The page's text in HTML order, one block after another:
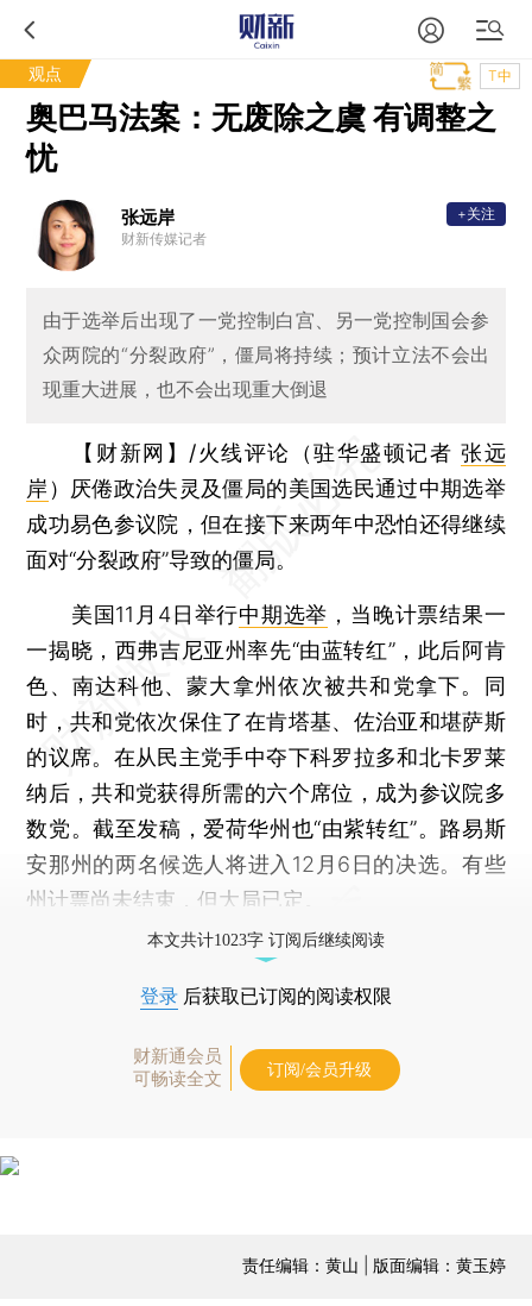
观点 T中
奥巴马法案：无废除之虞 有调整之
忧
张远岸
财新传媒记者
+关注
由于选举后出现了一党控制白宫、另一党控制国会参
众两院的“分裂政府”，僵局将持续；预计立法不会出
现重大进展，也不会出现重大倒退
【财新网】/火线评论（驻华盛顿记者张远
岸 ） 厌倦政治失灵及僵局的美国选民通过中期选举
成功易色参议院，但在接下来两年中恐怕还得继续
面对“分裂政府”导致的僵局。
美国11月4日举行中期选举 ，当晚计票结果一
一揭晓，西弗吉尼亚州率先“由蓝转红”，此后阿肯
色、南达科他、蒙大拿州依次被共和党拿下。同
时，共和党依次保住了在肯塔基、佐治亚和堪萨斯
的议席。在从民主党手中夺下科罗拉多和北卡罗莱
纳后，共和党获得所需的六个席位，成为参议院多
数党。截至发稿，爱荷华州也“由紫转红”。路易斯
安那州的两名候选人将进入12月6日的决选。有些
州计票尚未结束，但大局已定。
本文共计1023字 订阅后继续阅读
登录 后获取已订阅的阅读权限
财新通会员
可畅读全文
订阅/会员升级
责任编辑：黄山 | 版面编辑：黄玉婷